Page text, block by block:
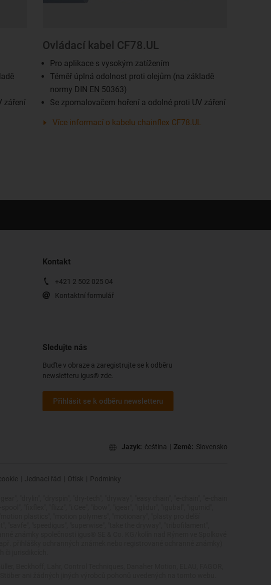
záření
Ovládací kabel CF78.UL
Pro aplikace s vysokým zatížením
Téměř úplná odolnost proti olejům (na základě
normy DIN EN 50363)
Se zpomalovačem hoření a odolné proti UV záření
Více informací o kabelu chainflex CF78.UL
Kontakt
+421 2 502 025 04
Kontaktní formulář
Sledujte nás
Buďte v obraze a zaregistrujte se k odběru
newsletteru igus® zde.
Přihlásit se k odběru newsletteru
Jazyk: čeština | Země: Slovensko
| Jednací řád | Otisk | Podmínky